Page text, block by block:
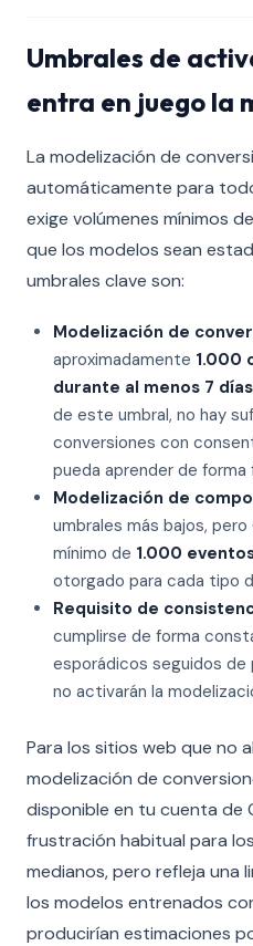
Umbrales de
entra en juego la
La modelización de
automáticamente para
exige volúmenes mínimos
que los modelos sean
umbrales clave son:
Modelización de
aproximadamente 1.000
durante al menos 7
de este umbral, no hay
conversiones con
pueda aprender de forma
Modelización de
umbrales más bajos,
mínimo de 1.000
otorgado para cada tipo
Requisito de
cumplirse de forma
esporádicos seguidos
no activarán la
Para los sitios web que no
modelización de
disponible en tu cuenta de
frustración habitual para
medianos, pero refleja una
los modelos entrenados
producirían estimaciones